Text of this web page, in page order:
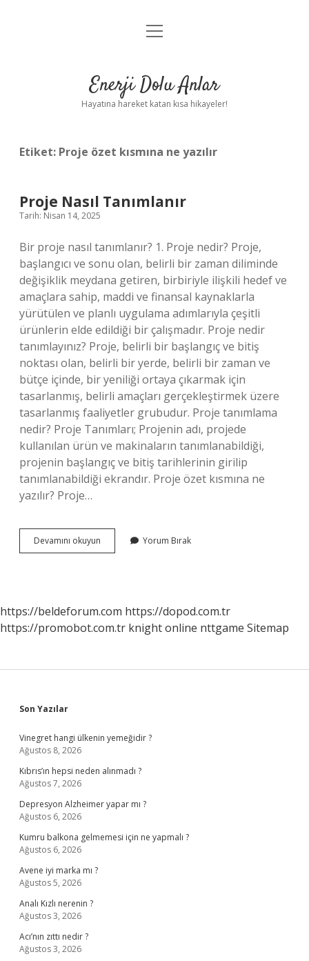
Anasayfa
Yasal Uyarı
menüyü
Enerji Dolu Anlar
Hayatına hareket katan kısa hikayeler!
Etiket: Proje özet kısmına ne yazılır
Proje Nasıl Tanımlanır
Tarih: Nisan 14, 2025
Bir proje nasıl tanımlanır? 1. Proje nedir? Proje,
başlangıcı ve sonu olan, belirli bir zaman diliminde
değişiklik meydana getiren, birbiriyle ilişkili hedef ve
amaçlara sahip, maddi ve finansal kaynaklarla
yürütülen ve planlı uygulama adımlarıyla çeşitli
ürünlerin elde edildiği bir çalışmadır. Proje nedir
tanımlayınız? Proje, belirli bir başlangıç ​​ve bitiş
noktası olan, belirli bir yerde, belirli bir zaman ve
bütçe içinde, bir yeniliği ortaya çıkarmak için
tasarlanmış, belirli amaçları gerçekleştirmek üzere
tasarlanmış faaliyetler grubudur. Proje tanımlama
nedir? Proje Tanımları; Projenin adı, projede
kullanılan ürün ve makinaların tanımlanabildiği,
projenin başlangıç ​​ve bitiş tarihlerinin girilip
tanımlanabildiği ekrandır. Proje özet kısmına ne
yazılır? Proje…
Devamını okuyun
Nasıl
Yorum Bırak
https://beldeforum.com https://dopod.com.tr
https://promobot.com.tr knight online nttgame Sitemap
Sidebar
Son Yazılar
Vinegret hangi ülkenin yemeğidir ?
Ağustos 8, 2026
Kıbrıs’ın hepsi neden alınmadı ?
Ağustos 7, 2026
Depresyon Alzheimer yapar mı ?
Ağustos 6, 2026
Kumru balkona gelmemesi için ne yapmalı ?
Ağustos 6, 2026
Avene iyi marka mı ?
Ağustos 5, 2026
Analı Kızlı nerenin ?
Ağustos 3, 2026
Acı’nın zıttı nedir ?
Ağustos 3, 2026